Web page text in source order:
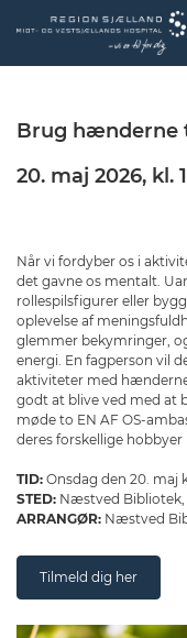
Brug hænderne
20. maj 2026, kl.
Når vi fordyber os i
det gavne os mentalt.
rollespilsfigurer eller
oplevelse af
glemmer bekymringer,
energi. En fagperson vil
aktiviteter med
godt at blive ved med at
møde to EN AF OS-
deres forskellige
TID: Onsdag den 20. maj
STED: Næstved
ARRANGØR: Næstved
Tilmeld dig her